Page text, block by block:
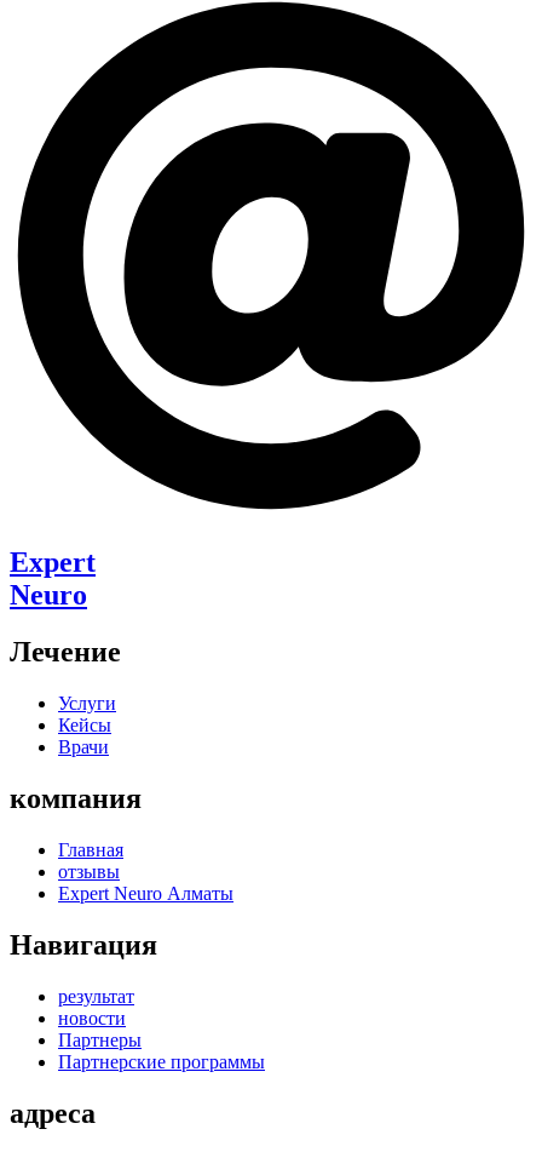
Expert
Neuro
Лечение
Услуги
Кейсы
Врачи
компания
Главная
отзывы
Expert Neuro Алматы
Навигация
результат
новости
Партнеры
Партнерские программы
адреса